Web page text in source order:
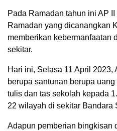
Pada Ramadan tahun ini AP
Ramadan yang dicanangkan
memberikan kebermanfaatan
sekitar.
Hari ini, Selasa 11 April 2023,
berupa santunan berupa
tulis dan tas sekolah kepada
22 wilayah di sekitar Bandara
Adapun pemberian bingkisan